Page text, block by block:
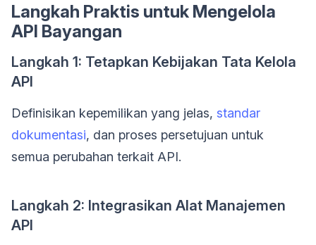
Langkah Praktis untuk Mengelola
API Bayangan
Langkah 1: Tetapkan Kebijakan Tata Kelola
API
Definisikan kepemilikan yang jelas, standar
dokumentasi, dan proses persetujuan untuk
semua perubahan terkait API.
Langkah 2: Integrasikan Alat Manajemen
API